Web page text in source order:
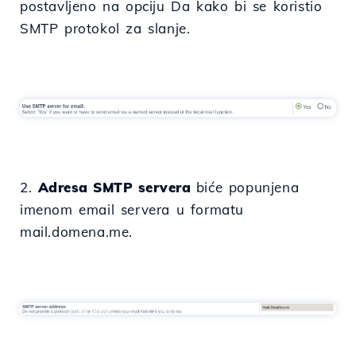
postavljeno na opciju Da kako bi se koristio
SMTP protokol za slanje.
2. Adresa SMTP servera biće popunjena
imenom email servera u formatu
mail.domena.me.